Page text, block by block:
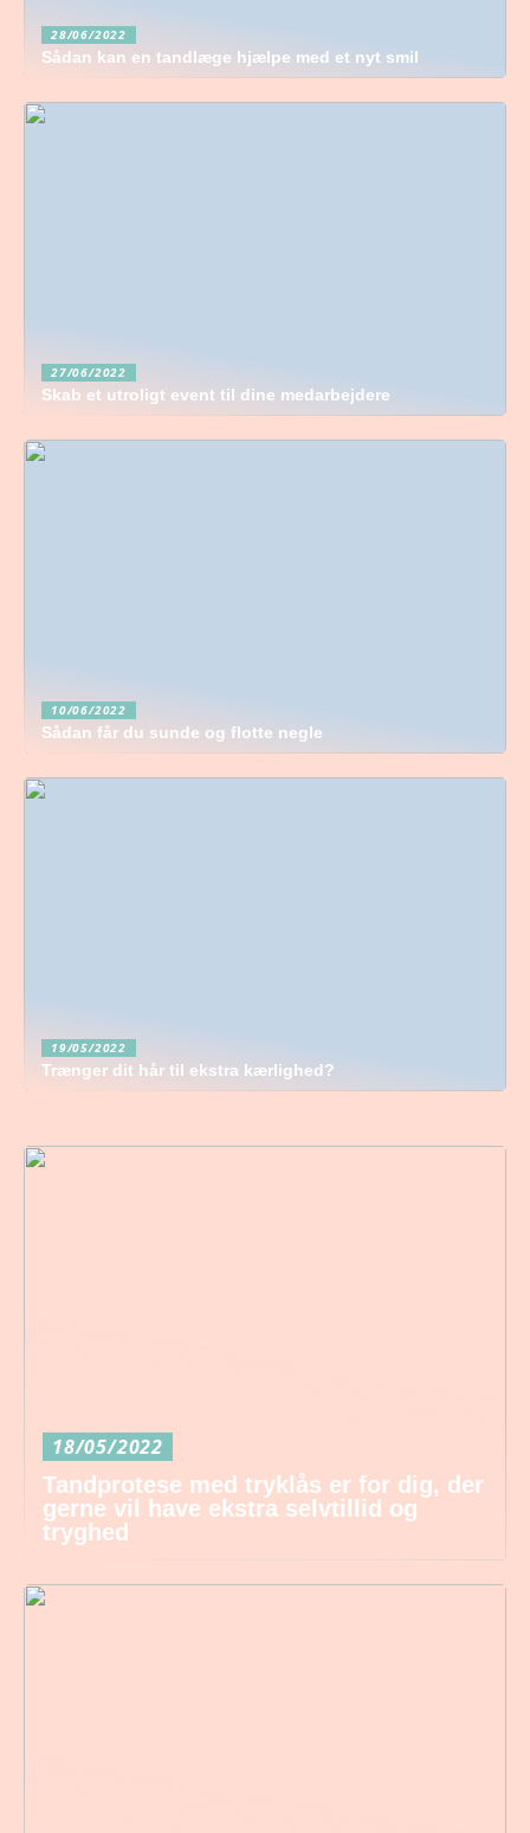
28/06/2022
Sådan kan en tandlæge hjælpe med et nyt smil
27/06/2022
Skab et utroligt event til dine medarbejdere
10/06/2022
Sådan får du sunde og flotte negle
19/05/2022
Trænger dit hår til ekstra kærlighed?
18/05/2022
Tandprotese med tryklås er for dig, der
gerne vil have ekstra selvtillid og
tryghed